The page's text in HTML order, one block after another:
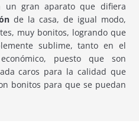
un gran aparato que difiera
de la casa, de igual modo,
muy bonitos, logrando que
sublime, tanto en el
puesto que son
caros para la calidad que
bonitos para que se puedan